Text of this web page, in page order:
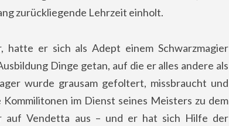
zurückliegende Lehrzeit einholt.
er sich als Adept einem Schwarzmagier
Dinge getan, auf die er alles andere als
wurde grausam gefoltert, missbraucht und
im Dienst seines Meisters zu dem
Vendetta aus – und er hat sich Hilfe der